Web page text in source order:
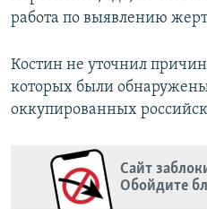
работа по выявлению
Костин не уточнил
которых были
оккупированных
Сайт
Обойдите